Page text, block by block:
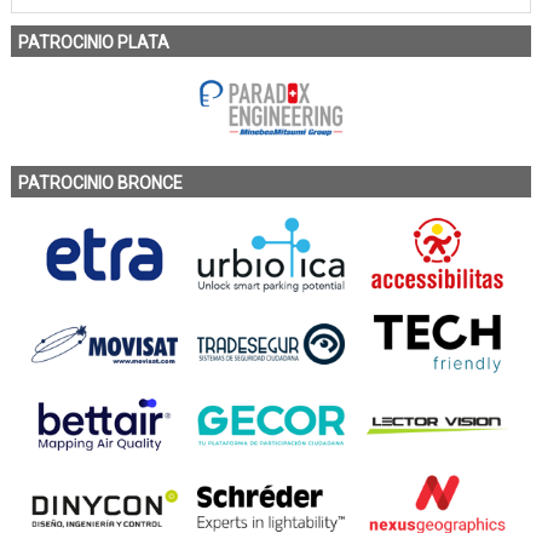
PATROCINIO PLATA
PATROCINIO BRONCE